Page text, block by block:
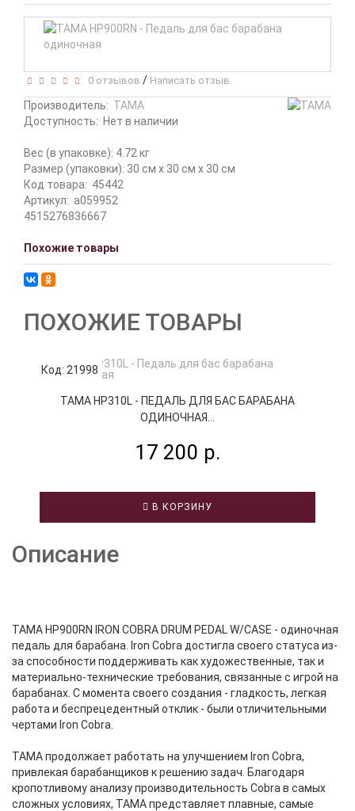
0 отзывов / Написать отзыв
Производитель: TAMA
Доступность: Нет в наличии
Вес (в упаковке): 4.72 кг
Размер (упаковки): 30 см x 30 см x 30 см
Код товара: 45442
Артикул: a059952
4515276836667
Похожие товары
ПОХОЖИЕ ТОВАРЫ
Код: 21998
TAMA HP310L - ПЕДАЛЬ ДЛЯ БАС БАРАБАНА
ОДИНОЧНАЯ...
17 200 р.
В КОРЗИНУ
Описание
TAMA HP900RN IRON COBRA DRUM PEDAL W/CASE - одиночная
педаль для барабана. Iron Cobra достигла своего статуса из-
за способности поддерживать как художественные, так и
материально-технические требования, связанные с игрой на
барабанах. С момента своего создания - гладкость, легкая
работа и беспрецедентный отклик - были отличительными
чертами Iron Cobra.
TAMA продолжает работать на улучшением Iron Cobra,
привлекая барабанщиков к решению задач. Благодаря
кропотливому анализу производительность Cobra в самых
сложных условиях, TAMA представляет плавные, самые